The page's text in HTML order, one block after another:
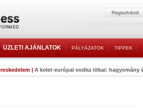
ÜZLETI AJÁNLATOK PÁLYÁZATOK TIPPEK
| A kelet-európai vodka titkai: hagyomány